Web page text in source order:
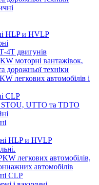
HLP и HVLP
4Т двигунів
моторні вантажівок,
дорожньої техніки
легкових автомобілів і
CLP
STOU, UTTO та TDTO
HLP и HVLP
легкових автомобілів,
автомобілів
CLP